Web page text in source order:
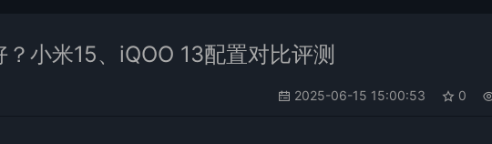
小米15、iQOO 13配置对比评测
2025-06-15 15:00:53 0